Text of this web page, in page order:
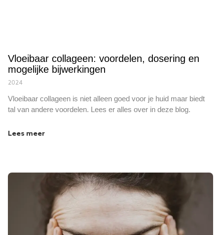
Vloeibaar collageen: voordelen, dosering en
mogelijke bijwerkingen
2024
Vloeibaar collageen is niet alleen goed voor je huid maar biedt
tal van andere voordelen. Lees er alles over in deze blog.
Lees meer